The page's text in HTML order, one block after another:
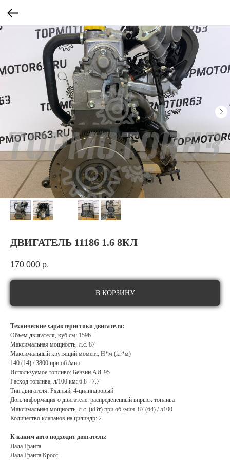
ДВИГАТЕЛЬ 11186 1.6 8КЛ
170 000 р.
В КОРЗИНУ
Технические характеристики двигателя:
Объем двигателя, куб.см: 1596
Максимальная мощность, л.с. 87
Максимальный крутящий момент, Н*м (кг*м)
140 (14) / 3800 при об./мин.
Используемое топливо: Бензин АИ-95
Расход топлива, л/100 км: 6.8 - 7.7
Тип двигателя: Рядный, 4-цилиндровый
Доп. информация о двигателе: распределенный впрыск топлива
Максимальная мощность, л.с. (кВт) при об./мин. 87 (64) / 5100
Количество клапанов на цилиндр: 2
К каким авто подходит двигатель:
Лада Гранта
Лада Гранта Кросс